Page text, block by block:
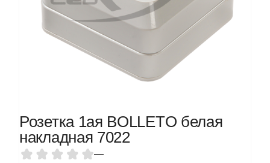
Розетка 1ая BOLLETO белая
накладная 7022
—